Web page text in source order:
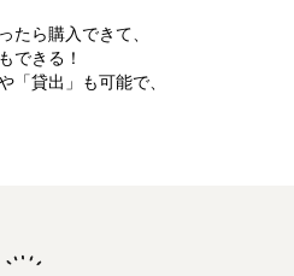
「貸出」も可能で、
たら購入できて、
できる！